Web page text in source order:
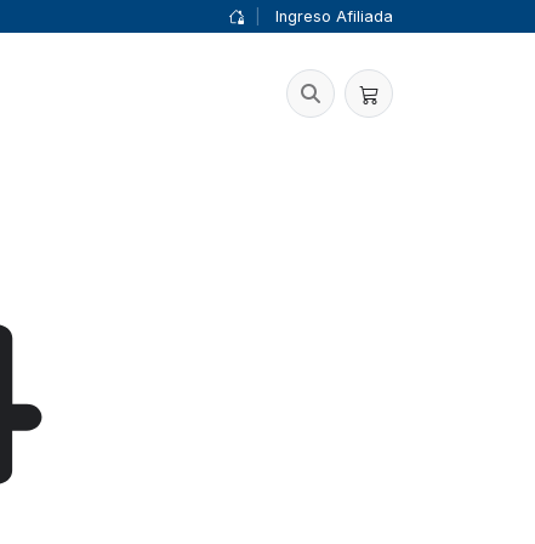
Ingreso Afiliada